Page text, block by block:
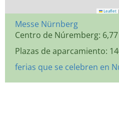
Leaflet |
Messe Nürnberg
Centro de Núremberg:
Plazas de aparcamiento:
ferias que se celebren en